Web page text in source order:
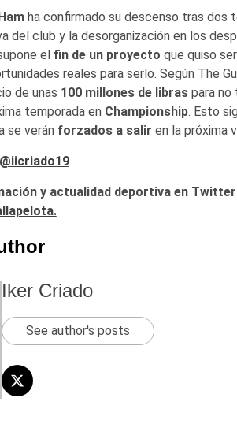
ha confirmado su descenso tras dos
del club y la desorganización en los
el fin de un proyecto que quiso
reales para serlo. Según The
de unas 100 millones de libraspara no
temporada en Championship. Esto
se verán forzados a salir en la próxima
@iicriado19
y actualidad deportiva en
Iker Criado
See author's posts